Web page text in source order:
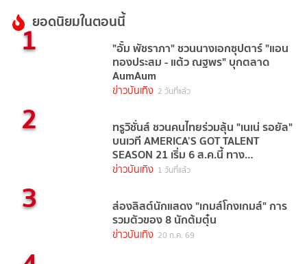
ยอดนิยมในตอนนี้
1 "อั้ม พัชราภา" ชวนนางเอกซุปตาร์ "แอน
ทองประสม - แต้ว ณฐพร" บุกตลาด
AumAum
ข่าวบันเทิง 2 วันที่แล้ว
2 ทรูวิชั่นส์ ชวนคนไทยร่วมลุ้น "เนเน่ รอยัล"
บนเวที AMERICA’S GOT TALENT
SEASON 21 เริ่ม 6 ส.ค.นี้ ทาง
TrueVisions NOW
ข่าวบันเทิง 1 วันที่แล้ว
3 ส่องลิสต์นักแสดง "เกมส์โกงเกมส์" การ
รวมตัวของ 8 นักต้มตุ๋น
ข่าวบันเทิง 20 ก.ค. 69